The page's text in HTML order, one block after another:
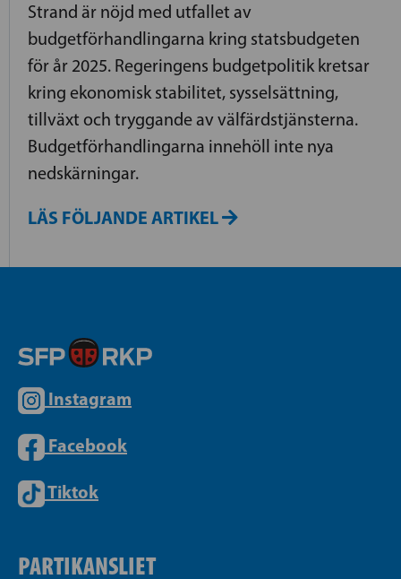
Strand är nöjd med utfallet av
budgetförhandlingarna kring statsbudgeten
för år 2025. Regeringens budgetpolitik kretsar
kring ekonomisk stabilitet, sysselsättning,
tillväxt och tryggande av välfärdstjänsterna.
Budgetförhandlingarna innehöll inte nya
nedskärningar.
LÄS FÖLJANDE ARTIKEL
Instagram
Facebook
Tiktok
PARTIKANSLIET